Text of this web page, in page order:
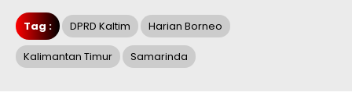
Tag : DPRD Kaltim Harian Borneo
Kalimantan Timur Samarinda